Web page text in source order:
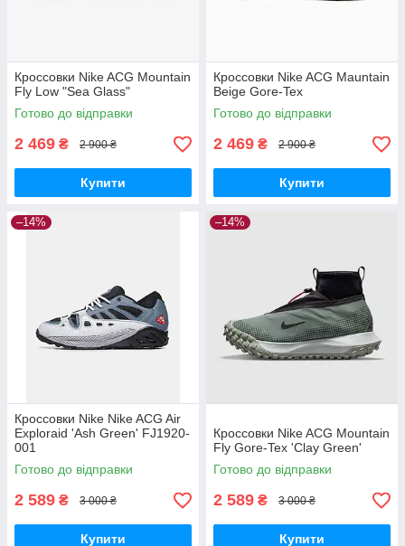
Кроссовки Nike ACG Mountain
Fly Low "Sea Glass"
Готово до відправки
2 469 ₴ 2 900 ₴
Купити
Кроссовки Nike ACG Mauntain
Beige Gore-Tex
Готово до відправки
2 469 ₴ 2 900 ₴
Купити
–14%
Кроссовки Nike Nike ACG Air
Exploraid 'Ash Green' FJ1920-
001
Готово до відправки
2 589 ₴ 3 000 ₴
Купити
–14%
Кроссовки Nike ACG Mountain
Fly Gore-Tex 'Clay Green'
Готово до відправки
2 589 ₴ 3 000 ₴
Купити